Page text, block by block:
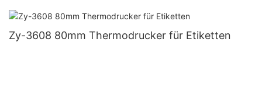
Zy-3608 80mm Thermodrucker für Etiketten